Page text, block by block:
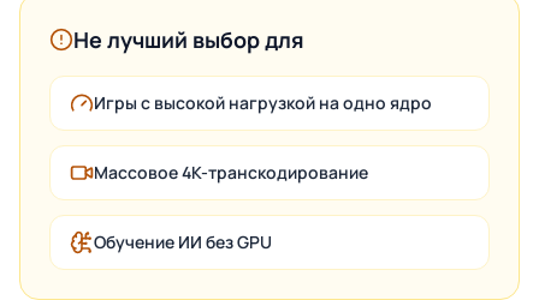
Не лучший выбор для
Игры с высокой нагрузкой на одно ядро
Массовое 4K-транскодирование
Обучение ИИ без GPU